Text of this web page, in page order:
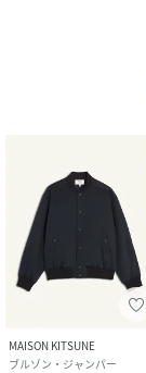
MAISON KITSUNE
ブルゾン・ジャンパー